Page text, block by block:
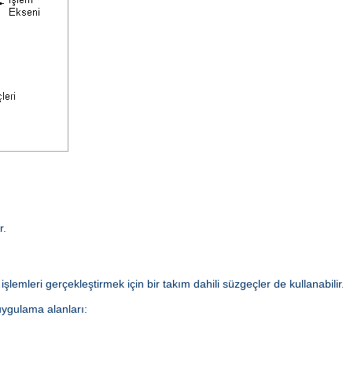
gerçekleştirmek için bir takım dahili süzgeçler de kullanabilir.
alanları: